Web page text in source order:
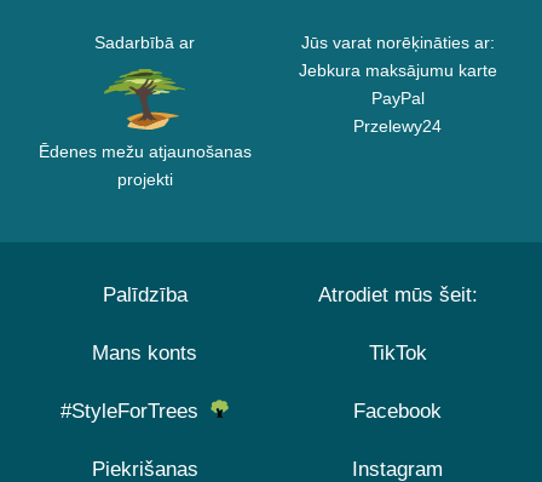
Sadarbībā ar
Ēdenes mežu atjaunošanas
projekti
Jūs varat norēķināties ar:
Jebkura maksājumu karte
PayPal
Przelewy24
Palīdzība
Mans konts
#StyleForTrees
Piekrišanas
Atrodiet mūs šeit:
TikTok
Facebook
Instagram